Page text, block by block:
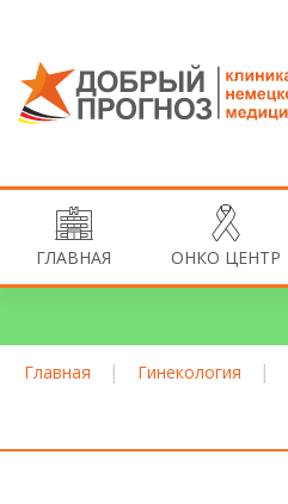
ГЛАВНАЯ ОНКО ЦЕНТР
Главная | Гинекология |